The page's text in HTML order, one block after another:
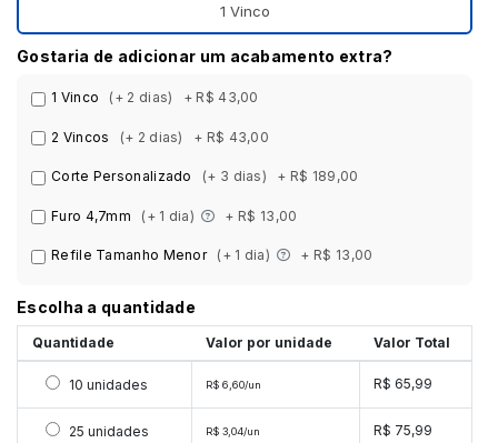
1 Vinco
Gostaria de adicionar um acabamento extra?
1 Vinco (+ 2 dias) + R$ 43,00
2 Vincos (+ 2 dias) + R$ 43,00
Corte Personalizado (+ 3 dias) + R$ 189,00
Furo 4,7mm (+ 1 dia) + R$ 13,00
Refile Tamanho Menor (+ 1 dia) + R$ 13,00
Escolha a quantidade
Quantidade Valor por unidade Valor Total
Selecionar 10 unidades
10 unidades R$ 6,60/un R$ 65,99
Selecionar 25 unidades
25 unidades R$ 3,04/un R$ 75,99